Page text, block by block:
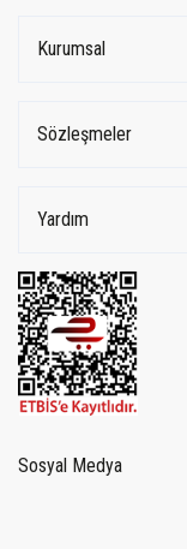
Kurumsal
Sözleşmeler
Yardım
Sosyal Medya